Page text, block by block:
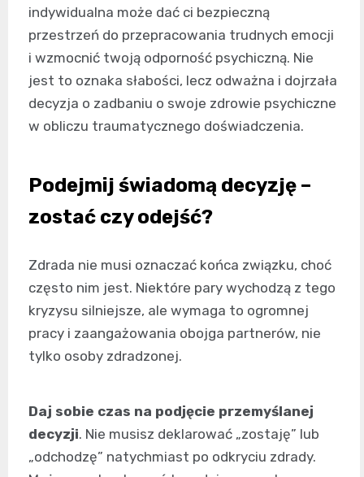
indywidualna może dać ci bezpieczną
przestrzeń do przepracowania trudnych emocji
i wzmocnić twoją odporność psychiczną. Nie
jest to oznaka słabości, lecz odważna i dojrzała
decyzja o zadbaniu o swoje zdrowie psychiczne
w obliczu traumatycznego doświadczenia.
Podejmij świadomą decyzję –
zostać czy odejść?
Zdrada nie musi oznaczać końca związku, choć
często nim jest. Niektóre pary wychodzą z tego
kryzysu silniejsze, ale wymaga to ogromnej
pracy i zaangażowania obojga partnerów, nie
tylko osoby zdradzonej.
Daj sobie czas na podjęcie przemyślanej
decyzji. Nie musisz deklarować „zostaję” lub
„odchodzę” natychmiast po odkryciu zdrady.